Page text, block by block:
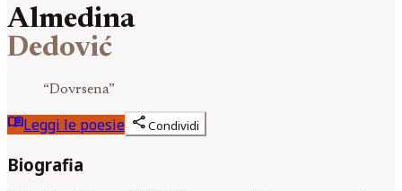
Almedina
Dedović
“Dovrsena”
menu_bookLeggi le poesie shareCondividi
Biografia